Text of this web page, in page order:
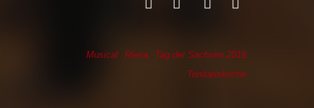
Musical Riesa
Tag der Sachsen 2019
Trinitatiskirche